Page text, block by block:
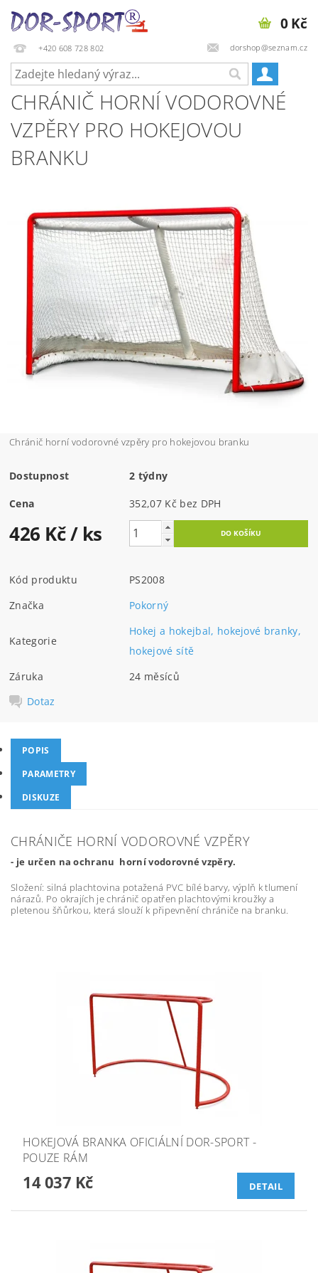
+420 608 728 802 dorshop@seznam.cz
0 Kč
CHRÁNIČ HORNÍ VODOROVNÉ
VZPĚRY PRO HOKEJOVOU
BRANKU
Chránič horní vodorovné vzpěry pro hokejovou branku
Dostupnost 2 týdny
Cena 352,07 Kč bez DPH
426 Kč/ ks
Kód produktu
PS2008
Značka
Pokorný
Kategorie
Hokej a hokejbal, hokejové branky,
hokejové sítě
Záruka
24 měsíců
Dotaz
POPIS
PARAMETRY
DISKUZE
CHRÁNIČE HORNÍ VODOROVNÉ VZPĚRY
- je určen na ochranu horní vodorovné vzpěry.
Složení: silná plachtovina potažená PVC bílé barvy, výplň k tlumení
nárazů. Po okrajích je chránič opatřen plachtovými kroužky a
pletenou šňůrkou, která slouží k připevnění chrániče na branku.
HOKEJOVÁ BRANKA OFICIÁLNÍ DOR-SPORT -
POUZE RÁM
14 037 Kč DETAIL